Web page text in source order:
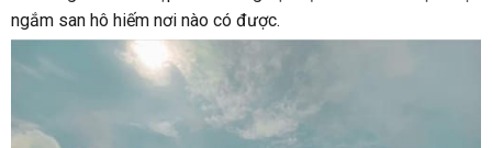
ngắm san hô hiếm nơi nào có được.